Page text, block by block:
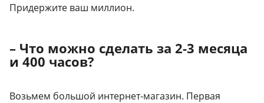
Придержите ваш миллион.
– Что можно сделать за 2-3 месяца
и 400 часов?
Возьмем большой интернет-магазин. Первая